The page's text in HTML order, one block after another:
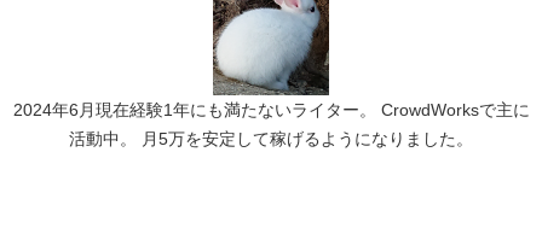
2024年6月現在経験1年にも満たないライター。 CrowdWorksで主に
活動中。 月5万を安定して稼げるようになりました。